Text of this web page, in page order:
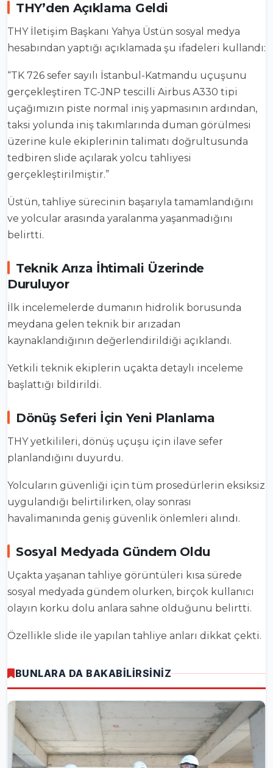
THY’den Açıklama Geldi
THY İletişim Başkanı Yahya Üstün sosyal medya
hesabından yaptığı açıklamada şu ifadeleri kullandı:
“TK 726 sefer sayılı İstanbul-Katmandu uçuşunu
gerçekleştiren TC-JNP tescilli Airbus A330 tipi
uçağımızın piste normal iniş yapmasının ardından,
taksi yolunda iniş takımlarında duman görülmesi
üzerine kule ekiplerinin talimatı doğrultusunda
tedbiren slide açılarak yolcu tahliyesi
gerçekleştirilmiştir.”
Üstün, tahliye sürecinin başarıyla tamamlandığını
ve yolcular arasında yaralanma yaşanmadığını
belirtti.
Teknik Arıza İhtimali Üzerinde
Duruluyor
İlk incelemelerde dumanın hidrolik borusunda
meydana gelen teknik bir arızadan
kaynaklandığının değerlendirildiği açıklandı.
Yetkili teknik ekiplerin uçakta detaylı inceleme
başlattığı bildirildi.
Dönüş Seferi İçin Yeni Planlama
THY yetkilileri, dönüş uçuşu için ilave sefer
planlandığını duyurdu.
Yolcuların güvenliği için tüm prosedürlerin eksiksiz
uygulandığı belirtilirken, olay sonrası
havalimanında geniş güvenlik önlemleri alındı.
Sosyal Medyada Gündem Oldu
Uçakta yaşanan tahliye görüntüleri kısa sürede
sosyal medyada gündem olurken, birçok kullanıcı
olayın korku dolu anlara sahne olduğunu belirtti.
Özellikle slide ile yapılan tahliye anları dikkat çekti.
BUNLARA DA BAKABİLİRSİNİZ